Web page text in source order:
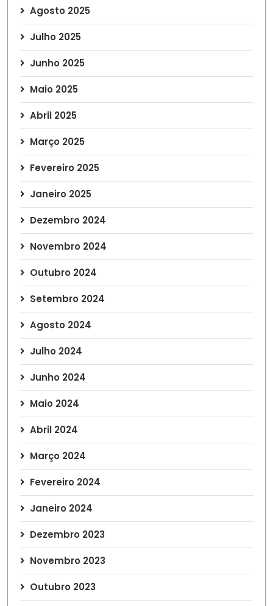
Agosto 2025
Julho 2025
Junho 2025
Maio 2025
Abril 2025
Março 2025
Fevereiro 2025
Janeiro 2025
Dezembro 2024
Novembro 2024
Outubro 2024
Setembro 2024
Agosto 2024
Julho 2024
Junho 2024
Maio 2024
Abril 2024
Março 2024
Fevereiro 2024
Janeiro 2024
Dezembro 2023
Novembro 2023
Outubro 2023